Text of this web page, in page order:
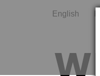
English